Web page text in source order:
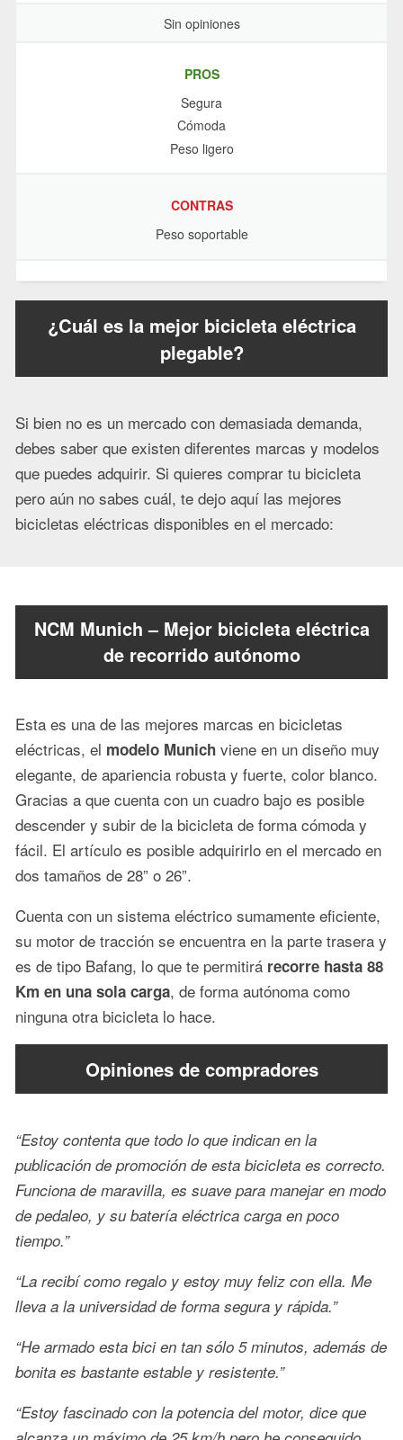
Sin opiniones
PROS
Segura
Cómoda
Peso ligero
CONTRAS
Peso soportable
¿Cuál es la mejor bicicleta eléctrica
plegable?
Si bien no es un mercado con demasiada demanda,
debes saber que existen diferentes marcas y modelos
que puedes adquirir. Si quieres comprar tu bicicleta
pero aún no sabes cuál, te dejo aquí las mejores
bicicletas eléctricas disponibles en el mercado:
NCM Munich – Mejor bicicleta eléctrica
de recorrido autónomo
Esta es una de las mejores marcas en bicicletas
eléctricas, el modelo Munich viene en un diseño muy
elegante, de apariencia robusta y fuerte, color blanco.
Gracias a que cuenta con un cuadro bajo es posible
descender y subir de la bicicleta de forma cómoda y
fácil. El artículo es posible adquirirlo en el mercado en
dos tamaños de 28” o 26”.
Cuenta con un sistema eléctrico sumamente eficiente,
su motor de tracción se encuentra en la parte trasera y
es de tipo Bafang, lo que te permitirá recorre hasta 88
Km en una sola carga, de forma autónoma como
ninguna otra bicicleta lo hace.
Opiniones de compradores
“Estoy contenta que todo lo que indican en la
publicación de promoción de esta bicicleta es correcto.
Funciona de maravilla, es suave para manejar en modo
de pedaleo, y su batería eléctrica carga en poco
tiempo.”
“La recibí como regalo y estoy muy feliz con ella. Me
lleva a la universidad de forma segura y rápida.”
“He armado esta bici en tan sólo 5 minutos, además de
bonita es bastante estable y resistente.”
“Estoy fascinado con la potencia del motor, dice que